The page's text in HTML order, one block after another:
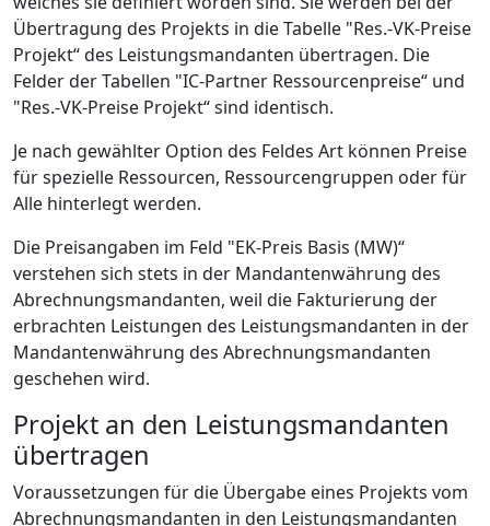
Übertragung des Projekts in die Tabelle "Res.-VK-Preise
Projekt“ des Leistungsmandanten übertragen. Die
Felder der Tabellen "IC-Partner Ressourcenpreise“ und
"Res.-VK-Preise Projekt“ sind identisch.
Je nach gewählter Option des Feldes Art können Preise
für spezielle Ressourcen, Ressourcengruppen oder für
Alle hinterlegt werden.
Die Preisangaben im Feld "EK-Preis Basis (MW)“
verstehen sich stets in der Mandantenwährung des
Abrechnungsmandanten, weil die Fakturierung der
erbrachten Leistungen des Leistungsmandanten in der
Mandantenwährung des Abrechnungsmandanten
geschehen wird.
Projekt an den Leistungsmandanten
übertragen
Voraussetzungen für die Übergabe eines Projekts vom
Abrechnungsmandanten in den Leistungsmandanten